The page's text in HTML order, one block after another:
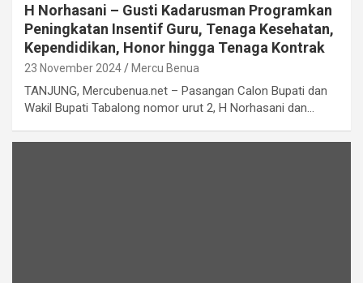
H Norhasani – Gusti Kadarusman Programkan
Peningkatan Insentif Guru, Tenaga Kesehatan,
Kependidikan, Honor hingga Tenaga Kontrak
23 November 2024 Mercu Benua
TANJUNG, Mercubenua.net – Pasangan Calon Bupati dan
Wakil Bupati Tabalong nomor urut 2, H Norhasani dan…